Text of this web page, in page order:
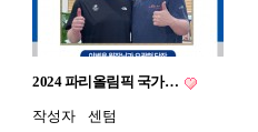
2024 파리올림픽 국가…
작성자
센텀